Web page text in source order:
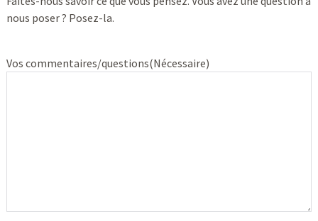
nous poser ? Posez-la.
Vos commentaires/questions(Nécessaire)